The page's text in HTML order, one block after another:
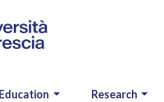
Education Research